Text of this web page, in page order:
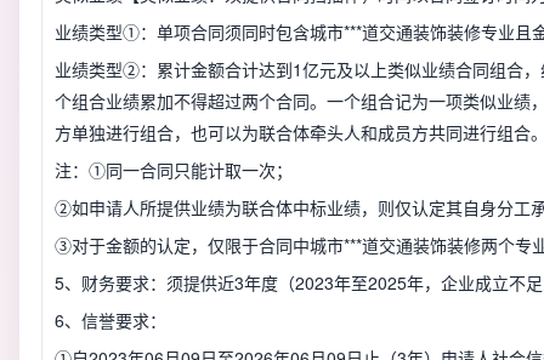
业绩类型①：单项合同须同时包含城市***道交通装饰装修专业且
业绩类型②：累计金额合计达到1亿元及以上类似业绩合同组合
个组合业绩累加不得超过两个合同。一个组合记为一项类似业
方单独进行组合，也可以为联合体牵头人和成员方共同进行组合
注：①同一合同只能计取一次；
②如申请人所提供业绩为联合体中标业绩，则仅认定其自身分工
③对于金额的认定，仅限于合同中城市***道交通装饰装修两个专
5、财务要求：须提供近3年度（2023年至2025年，企业成立不
6、信誉要求：